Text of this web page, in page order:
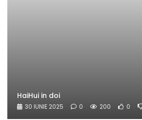
HaiHui in doi
30 IUNIE 2025 0 200 0